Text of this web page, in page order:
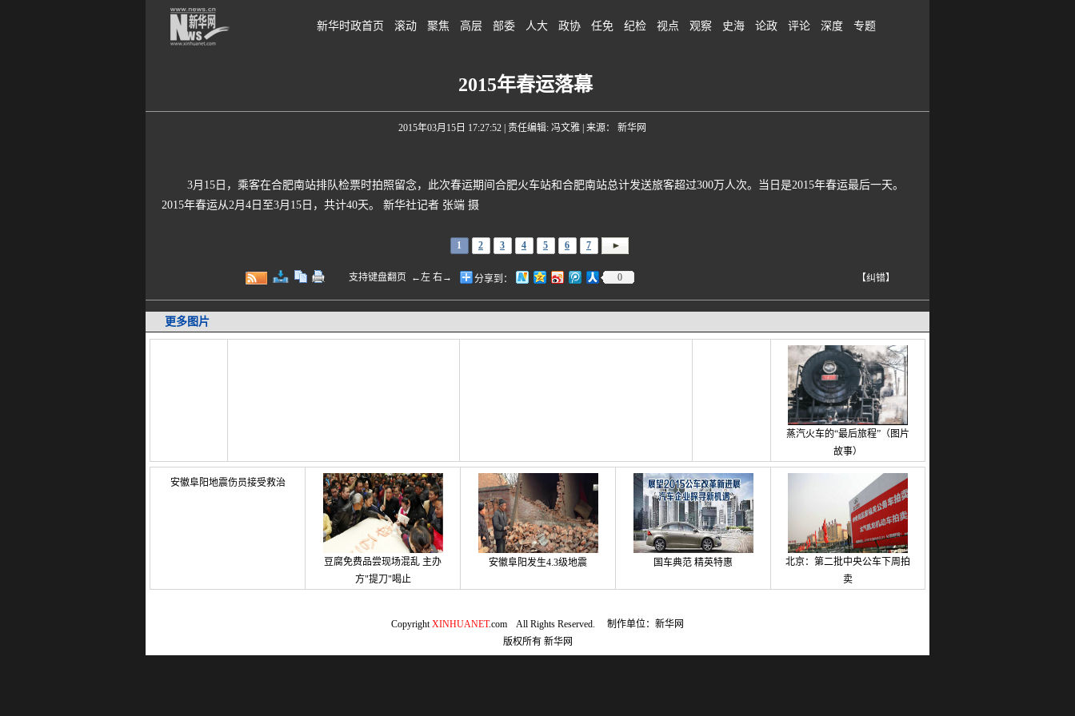
新华时政首页 滚动 聚焦 高层 部委 人大 政协 任免 纪检 视点 观察 史海 论政 评论 深度 专题
2015年春运落幕
2015年03月15日 17:27:52| 责任编辑: 冯文雅 | 来源： 新华网
3月15日，乘客在合肥南站排队检票时拍照留念，此次春运期间合肥火车站和合肥南站总计发送旅客超过300万人次。当日是2015年春运最后一天。
2015年春运从2月4日至3月15日，共计40天。 新华社记者 张端 摄
1 2 3 4 5 6 7
支持键盘翻页 ←左 右→ 分享到： 0 【纠错】
更多图片
蒸汽火车的“最后旅程”（图片
故事）
安徽阜阳地震伤员接受救治
豆腐免费品尝现场混乱 主办
方"提刀"喝止
安徽阜阳发生4.3级地震 国车典范 精英特惠
北京：第二批中央公车下周拍
卖
CopyrightXINHUANET.com All Rights Reserved. 制作单位：新华网
版权所有新华网